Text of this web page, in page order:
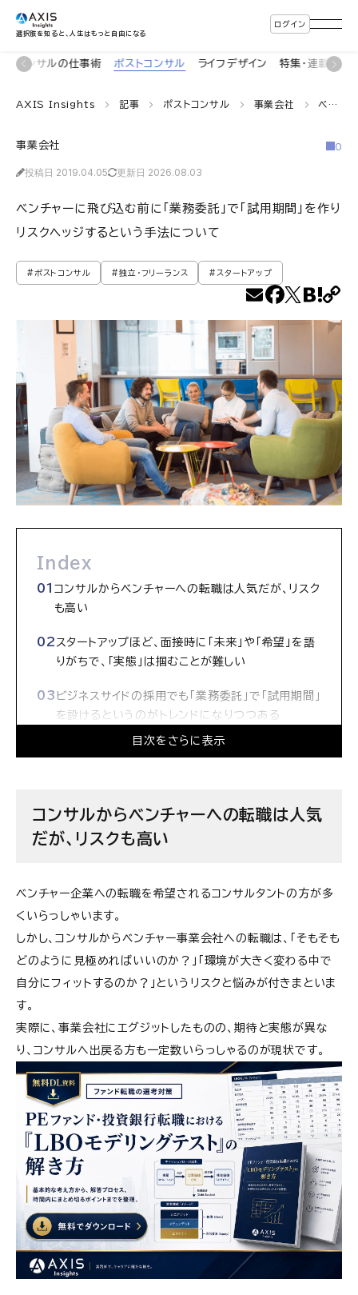
選択肢を知ると、人生はもっと自由になる
ログイン
コンサルの仕事術 ポストコンサル ライフデザイン 特集・連載 イ
AXIS Insights 記事 ポストコンサル 事業会社 ベンチャーに飛び込む前に「業務委託」で「試用期間」を作りリスクヘッジするという手法について
事業会社
投稿日 2019.04.05 更新日 2026.08.03
0
ベンチャーに飛び込む前に「業務委託」で「試用期間」を作り
リスクヘッジするという手法について
#ポストコンサル #独立・フリーランス #スタートアップ
Index
目次をさらに表示
コンサルからベンチャーへの転職は人気だが、リスク
も高い
スタートアップほど、面接時に「未来」や「希望」を語
りがちで、「実態」は掴むことが難しい
ビジネスサイドの採用でも「業務委託」で「試用期間」
を設けるというのがトレンドになりつつある
採用の上手な企業ほど「業務委託」を意図的に使
「独立」につなげる人も
ビジネスサイドの「業務委託」で成果を「出し続ける」
コンサルからベンチャーへの転職は人気
だが、リスクも高い
ベンチャー企業への転職を希望されるコンサルタントの方が多
くいらっしゃいます。
しかし、コンサルからベンチャー事業会社への転職は、「そもそも
どのように見極めればいいのか？」「環境が大きく変わる中で
自分にフィットするのか？」というリスクと悩みが付きまといま
す。
実際に、事業会社にエグジットしたものの、期待と実態が異な
り、コンサルへ出戻る方も一定数いらっしゃるのが現状です。